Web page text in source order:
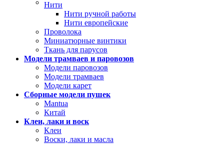
Нити
Нити ручной работы
Нити европейские
Проволока
Миниатюрные винтики
Ткань для парусов
Модели трамваев и паровозов
Модели паровозов
Модели трамваев
Модели карет
Сборные модели пушек
Mantua
Китай
Клеи, лаки и воск
Клеи
Воски, лаки и масла